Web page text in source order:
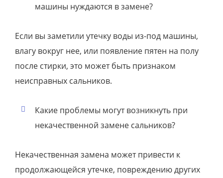
машины нуждаются в замене?
Если вы заметили утечку воды из-под машины,
влагу вокруг нее, или появление пятен на полу
после стирки, это может быть признаком
неисправных сальников.
Какие проблемы могут возникнуть при
некачественной замене сальников?
Некачественная замена может привести к
продолжающейся утечке, повреждению других